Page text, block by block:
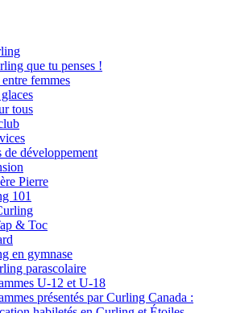
que tu penses !
femmes
tous
de développement
Pierre
101
& Toc
en gymnase
parascolaire
U-12 et U-18
présentés par Curling Canada :